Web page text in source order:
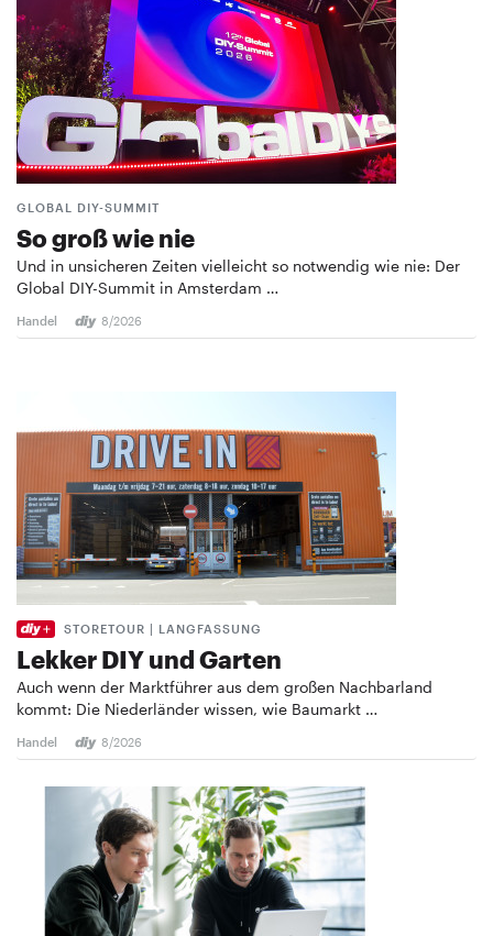
GLOBAL DIY-SUMMIT
So groß wie nie
Und in unsicheren Zeiten vielleicht so notwendig wie nie: Der
Global DIY-Summit in Amsterdam …
Handel 8/2026
STORETOUR | LANGFASSUNG
Lekker DIY und Garten
Auch wenn der Marktführer aus dem großen Nachbarland
kommt: Die Niederländer wissen, wie Baumarkt …
Handel 8/2026